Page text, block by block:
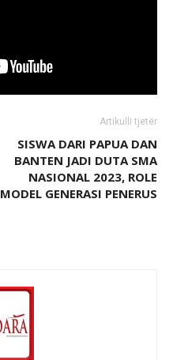
Artikulli tjetër
SISWA DARI PAPUA DAN
BANTEN JADI DUTA SMA
NASIONAL 2023, ROLE
MODEL GENERASI PENERUS